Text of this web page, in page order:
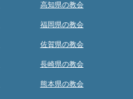
高知県の教会
福岡県の教会
佐賀県の教会
長崎県の教会
熊本県の教会